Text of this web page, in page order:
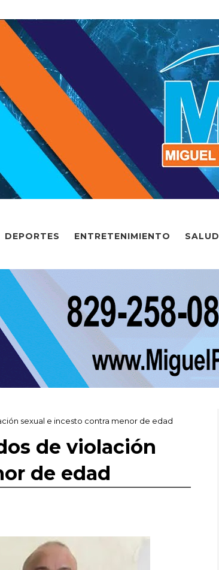
DEPORTES ENTRETENIMIENTO SALUD
sexual e incesto contra menor de edad
de violación
de edad